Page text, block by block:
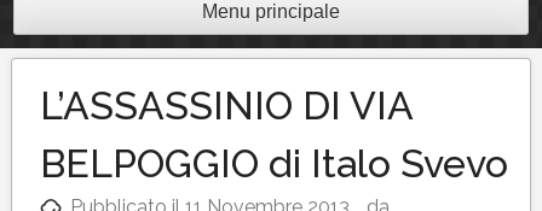
Menu principale
L’ASSASSINIO DI VIA
BELPOGGIO di Italo Svevo